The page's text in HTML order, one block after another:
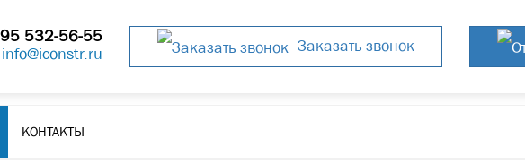
532-56-55
info@iconstr.ru
Заказать звонок
КОНТАКТЫ